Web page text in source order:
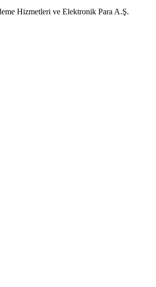
Hizmetleri ve Elektronik Para A.Ş.